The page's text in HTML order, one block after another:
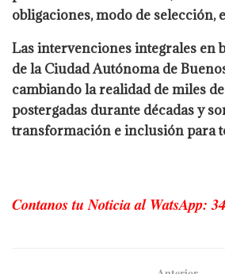
obligaciones, modo de selección,
Las intervenciones integrales en
de la Ciudad Autónoma de
cambiando la realidad de miles
postergadas durante décadas y
transformación e inclusión para
Contanos tu Noticia al WatsApp: